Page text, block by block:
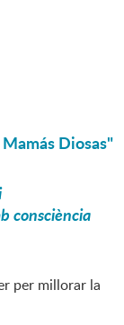
Diosas"
consciència
per millorar la